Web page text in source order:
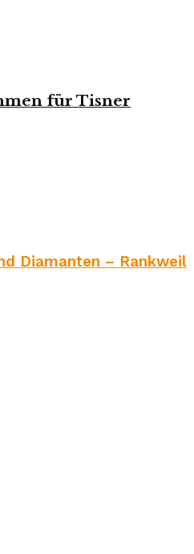
für Tisner
Diamanten – Rankweil